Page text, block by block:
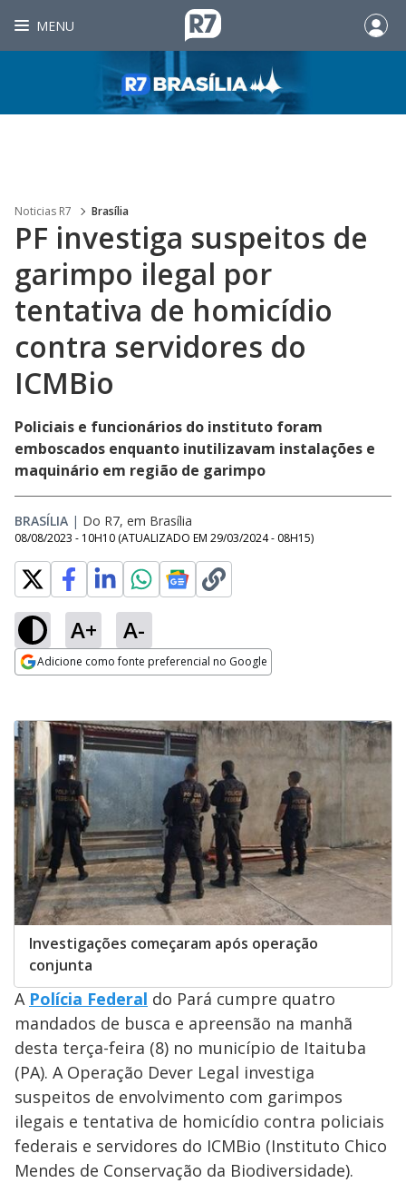
MENU
Noticias R7 Brasília
PF investiga suspeitos de
garimpo ilegal por
tentativa de homicídio
contra servidores do
ICMBio
Policiais e funcionários do instituto foram
emboscados enquanto inutilizavam instalações e
maquinário em região de garimpo
BRASÍLIA | Do R7, em Brasília
08/08/2023 - 10H10 (ATUALIZADO EM 29/03/2024 - 08H15)
A+ A-
Adicione como fonte preferencial no Google
Investigações começaram após operação
conjunta
A Polícia Federal do Pará cumpre quatro
mandados de busca e apreensão na manhã
desta terça-feira (8) no município de Itaituba
(PA). A Operação Dever Legal investiga
suspeitos de envolvimento com garimpos
ilegais e tentativa de homicídio contra policiais
federais e servidores do ICMBio (Instituto Chico
Mendes de Conservação da Biodiversidade).